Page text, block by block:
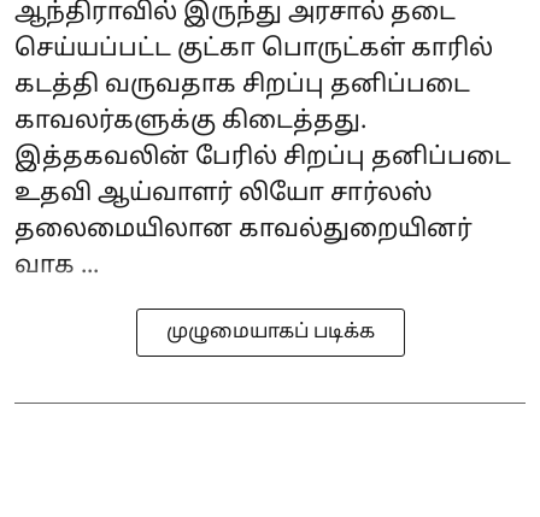
ஆந்திராவில் இருந்து அரசால் தடை
செய்யப்பட்ட குட்கா பொருட்கள் காரில்
கடத்தி வருவதாக சிறப்பு தனிப்படை
காவலர்களுக்கு கிடைத்தது.
இத்தகவலின் பேரில் சிறப்பு தனிப்படை
உதவி ஆய்வாளர் லியோ சார்லஸ்
தலைமையிலான காவல்துறையினர்
வாக ...
முழுமையாகப் படிக்க